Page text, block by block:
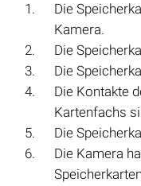
Die
Kamera.
Die
Die
Die Kontakte
Kartenfachs
Die
Die Kamera